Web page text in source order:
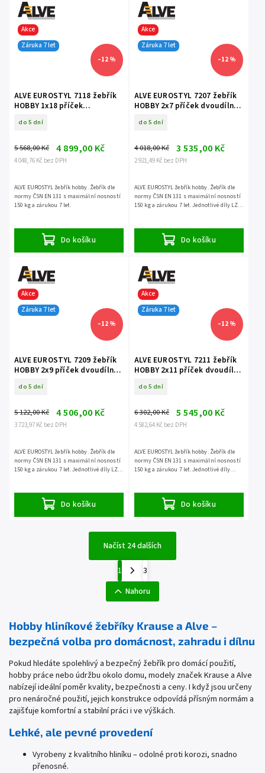
Akce
Záruka 7 let
–12 %
ALVE EUROSTYL 7118 žebřík
HOBBY 1x18 příček
do 5 dní
4 048,76 Kč bez DPH
5 568,00 Kč 4 899,00 Kč
Do košíku
ALVE EUROSTYL žebřík hobby. Žebřík dle
normy ČSN EN 131 s maximální nosností
150 kg a zárukou 7 let.
Akce
Záruka 7 let
–12 %
ALVE EUROSTYL 7207 žebřík
HOBBY 2x7 příček dvoudílný
do 5 dní
2 921,49 Kč bez DPH
4 018,00 Kč 3 535,00 Kč
Do košíku
ALVE EUROSTYL žebřík hobby. Žebřík dle
normy ČSN EN 131 s maximální nosností
150 kg a zárukou 7 let. Jednotlivé díly LZE
Akce
Záruka 7 let
–12 %
ALVE EUROSTYL 7209 žebřík
HOBBY 2x9 příček dvoudílný
do 5 dní
3 723,97 Kč bez DPH
5 122,00 Kč 4 506,00 Kč
Do košíku
ALVE EUROSTYL žebřík hobby. Žebřík dle
normy ČSN EN 131 s maximální nosností
150 kg a zárukou 7 let. Jednotlivé díly LZE
Akce
Záruka 7 let
–12 %
ALVE EUROSTYL 7211 žebřík
HOBBY 2x11 příček dvoudílný
do 5 dní
4 582,64 Kč bez DPH
6 302,00 Kč 5 545,00 Kč
Do košíku
ALVE EUROSTYL žebřík hobby. Žebřík dle
normy ČSN EN 131 s maximální nosností
150 kg a zárukou 7 let. Jednotlivé díly
Načíst 24 dalších
1
3
Nahoru
Hobby hliníkové žebříky Krause a Alve –
bezpečná volba pro domácnost, zahradu i dílnu
Pokud hledáte spolehlivý a bezpečný žebřík pro domácí použití,
hobby práce nebo údržbu okolo domu, modely značek Krause a Alve
nabízejí ideální poměr kvality, bezpečnosti a ceny. I když jsou určeny
pro nenáročné použití, jejich konstrukce odpovídá přísným normám a
zajišťuje komfortní a stabilní práci i ve výškách.
Lehké, ale pevné provedení
Vyrobeny z kvalitního hliníku – odolné proti korozi, snadno
přenosné.